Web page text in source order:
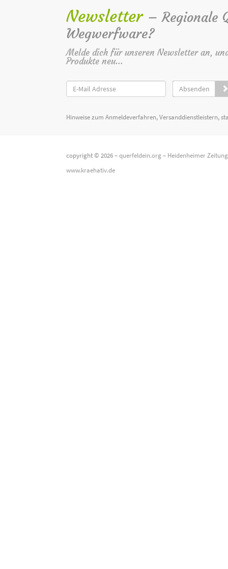
Newsletter – Regionale
Wegwerfware?
Melde dich für unseren Newsletter an,
Produkte neu...
Absenden
Hinweise zum Anmeldeverfahren, Versanddienstleistern,
copyright © 2026 –querfeldein.org– Heidenheimer
www.kraehativ.de